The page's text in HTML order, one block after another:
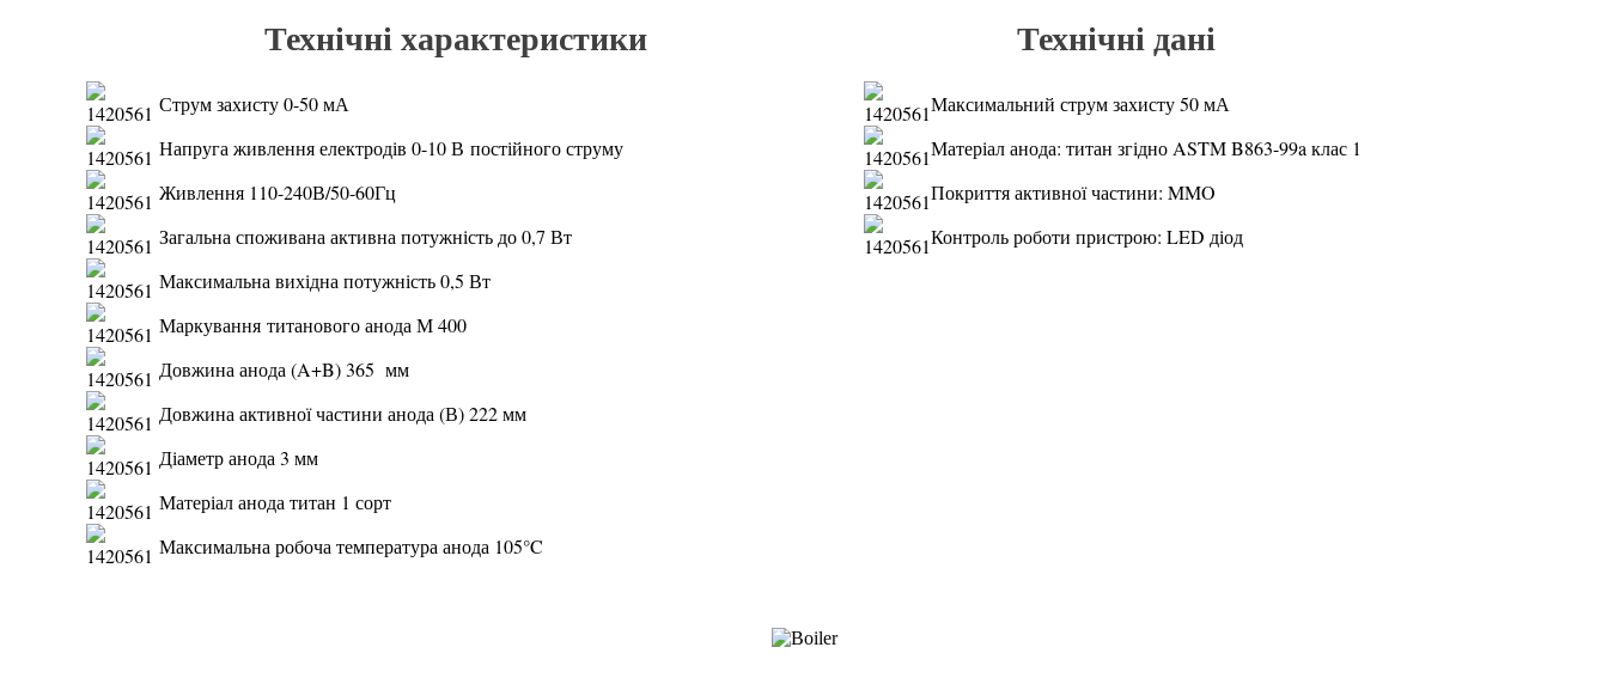
Технічні характеристики Технічні дані
Струм захисту 0-50 мА
Максимальний струм захисту 50 мА
Напруга живлення електродів 0-10 В постійного струму
Матеріал анода: титан згідно ASTM B863-99a клас 1
Живлення 110-240В/50-60Гц
Покриття активної частини: MMO
Загальна споживана активна потужність до 0,7 Вт
Контроль роботи пристрою: LED діод
Максимальна вихідна потужність 0,5 Вт
Маркування титанового анода М 400
Довжина анода (A+B) 365 мм
Довжина активної частини анода (В) 222 мм
Діаметр анода 3 мм
Матеріал анода титан 1 сорт
Максимальна робоча температура анода 105°C